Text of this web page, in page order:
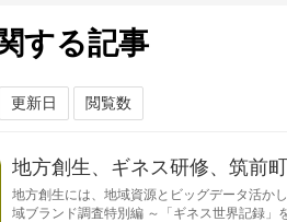
する記事
地方創生、ギネス研修、筑前
地方創生には、地域資源とビッグデータ活か
域ブランド調査特別編 ～「ギネス世界記録」